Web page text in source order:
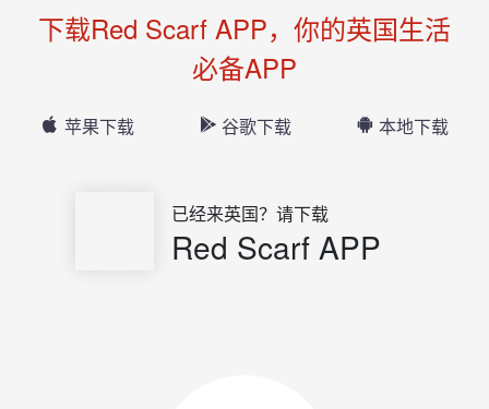
下载Red Scarf APP，你的英国生活
必备APP
苹果下载 谷歌下载 本地下载
已经来英国？请下载
Red Scarf APP